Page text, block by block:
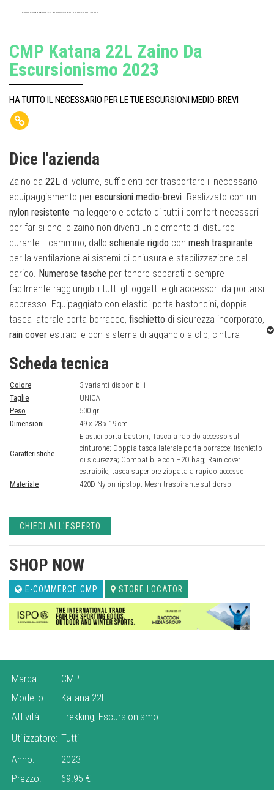
Zaino CMP Katana 22L in colore RED ORANGE-ANTRACITE
CMP Katana 22L Zaino Da
Escursionismo 2023
HA TUTTO IL NECESSARIO PER LE TUE ESCURSIONI MEDIO-BREVI
Dice l'azienda
Zaino da 22L di volume, sufficienti per trasportare il necessario
equipaggiamento per escursioni medio-brevi. Realizzato con un
nylon resistente ma leggero e dotato di tutti i comfort necessari
per far si che lo zaino non diventi un elemento di disturbo
durante il cammino, dallo schienale rigido con mesh traspirante
per la ventilazione ai sistemi di chiusura e stabilizzazione del
carico. Numerose tasche per tenere separati e sempre
facilmente raggiungibili tutti gli oggetti e gli accessori da portarsi
appresso. Equipaggiato con elastici porta bastoncini, doppia
tasca laterale porta borracce, fischietto di sicurezza incorporato,
rain cover estraibile con sistema di aggancio a clip, cintura
Scheda tecnica
Colore
3 varianti disponibili
Taglie
UNICA
Peso
500 gr
Dimensioni
49 x 28 x 19 cm
Caratteristiche
Elastici porta bastoni; Tasca a rapido accesso sul
cinturone; Doppia tasca laterale porta borracce; fischietto
di sicurezza; Compatibile con H2O bag; Rain cover
estraibile; tasca superiore zippata a rapido accesso
Materiale
420D Nylon ripstop; Mesh traspirante sul dorso
CHIEDI ALL'ESPERTO
SHOP NOW
E-COMMERCE CMP STORE LOCATOR
Marca
CMP
Modello:
Katana 22L
Attività:
Trekking; Escursionismo
Utilizzatore: Tutti
Anno:
2023
Prezzo:
69.95 €